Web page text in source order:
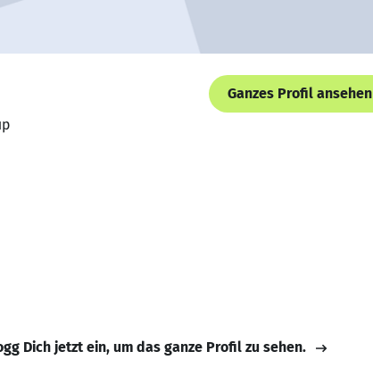
Ganzes Profil ansehen
Dich jetzt ein, um das ganze Profil zu sehen.